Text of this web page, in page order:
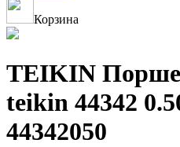
Корзина
TEIKIN
teikin 44342
44342050